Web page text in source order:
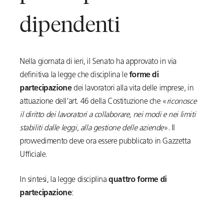
dipendenti
Nella giornata di ieri, il Senato ha approvato in via
definitiva la legge che disciplina leforme di
partecipazionedei lavoratori alla vita delle imprese, in
attuazione dell’art. 46 della Costituzione che «riconosce
il diritto dei lavoratori a collaborare, nei modi e nei limiti
stabiliti dalle leggi, alla gestione delle aziende». Il
provvedimento deve ora essere pubblicato in Gazzetta
Ufficiale.
In sintesi, la legge disciplinaquattro forme di
partecipazione: